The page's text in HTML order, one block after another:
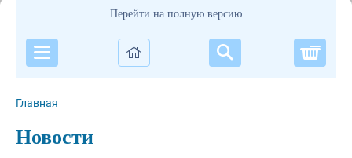
Перейти на полную версию
Главная
Новости